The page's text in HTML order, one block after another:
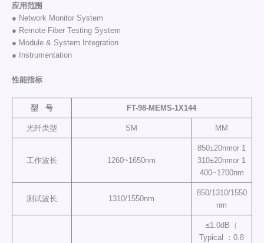
应用范围
● Network Monitor System
● Remote Fiber Testing System
● Module & System Integration
● Instrumentation
性能指标
型 号 FT-98-MEMS-1X144
光纤类型 SM MM
工作波长 1260~1650nm
850±20nmor 1
310±20nmor 1
400~1700nm
测试波长 1310/1550nm
850/1310/1550
nm
≤1.0dB（
Typical ：0.8